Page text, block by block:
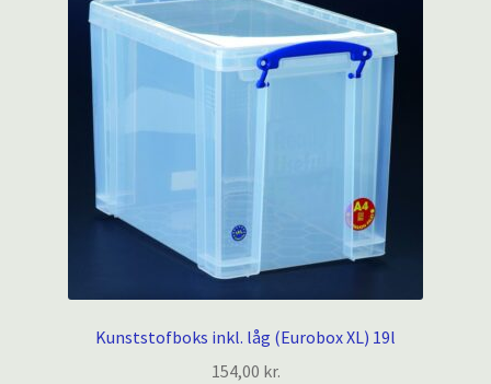
Kunststofboks inkl. låg (Eurobox XL) 19l
154,00 kr.